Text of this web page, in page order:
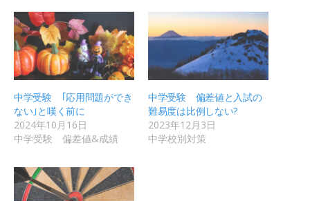
中学受験 ｢応用問題ができ
ない｣と嘆く前に
2024年10月16日
中学受験 偏差値&成績
中学受験 偏差値と入試の
難易度は比例しない?
2023年12月3日
中学校別対策